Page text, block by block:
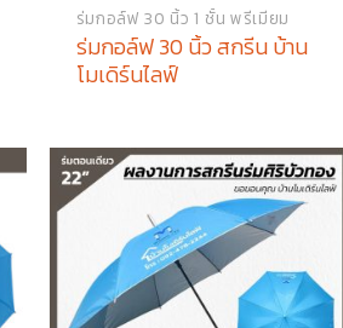
ร่มกอล์ฟ 30 นิ้ว 1 ชั้น พรีเมียม
ร่มกอล์ฟ 30 นิ้ว สกรีน บ้าน
โมเดิร์นไลฟ์